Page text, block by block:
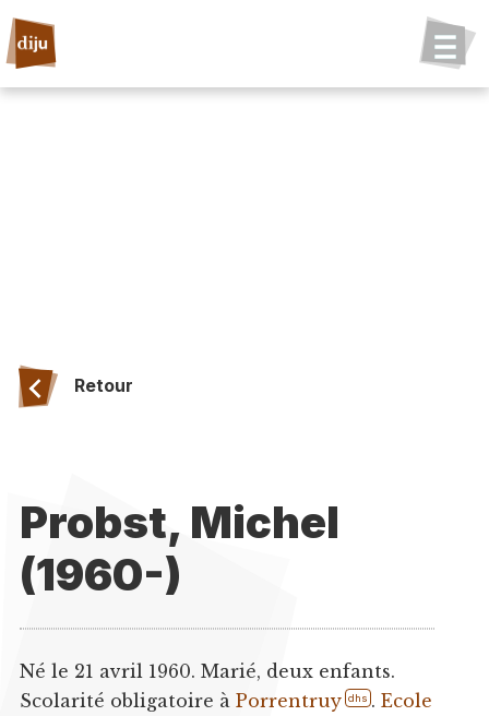
Retour
Probst, Michel
(1960-)
Né le 21 avril 1960. Marié, deux enfants.
Scolarité obligatoire à Porrentruy dhs . Ecole